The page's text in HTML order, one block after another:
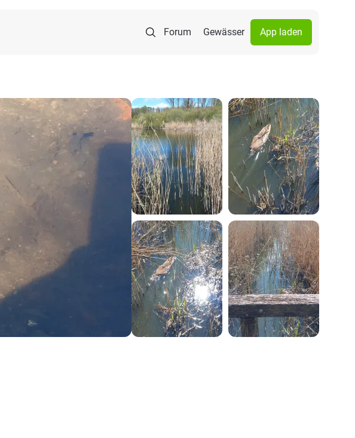
Forum Gewässer App laden